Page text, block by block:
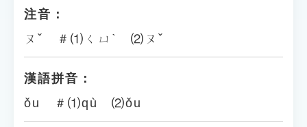
注音：
ㄡˇ ＃⑴ㄑㄩˋ ⑵ㄡˇ
漢語拼音：
ǒu ＃⑴qù ⑵ǒu